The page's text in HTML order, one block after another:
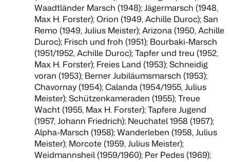
Waadtländer Marsch (1948); Jägermarsch (1948,
Max H. Forster); Orion (1949, Achille Duroc); San
Remo (1949, Julius Meister); Arizona (1950, Achille
Duroc); Frisch und froh (1951); Bourbaki-Marsch
(1951/1952, Achille Duroc); Tapfer und treu (1952,
Max H. Forster); Freies Land (1953); Schneidig
voran (1953); Berner Jubiläumsmarsch (1953);
Chavornay (1954); Calanda (1954/1955, Julius
Meister); Schützenkameraden (1955); Treue
Wacht (1955, Max H. Forster); Tapfere Jugend
(1957, Johann Friedrich); Neuchatel 1958 (1957);
Alpha-Marsch (1958); Wanderleben (1958, Julius
Meister); Morcote (1959, Julius Meister);
Weidmannsheil (1959/1960); Per Pedes (1969);